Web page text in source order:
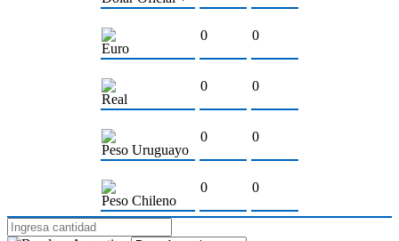
Euro
0 0
Real
0 0
Peso Uruguayo
0 0
Peso Chileno
0 0